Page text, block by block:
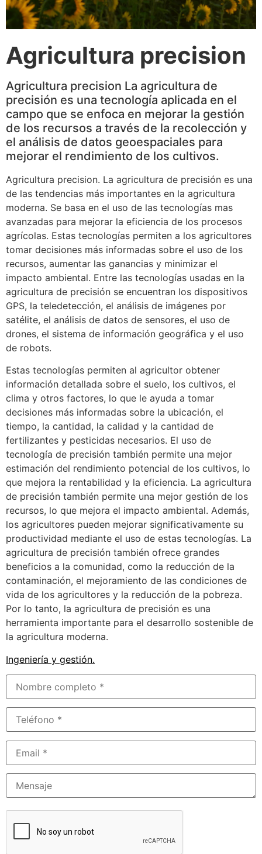
Agricultura precision
Agricultura precision La agricultura de
precisión es una tecnología aplicada en el
campo que se enfoca en mejorar la gestión
de los recursos a través de la recolección y
el análisis de datos geoespaciales para
mejorar el rendimiento de los cultivos.
Agricultura precision. La agricultura de precisión es una
de las tendencias más importantes en la agricultura
moderna. Se basa en el uso de las tecnologías mas
avanzadas para mejorar la eficiencia de los procesos
agrícolas. Estas tecnologías permiten a los agricultores
tomar decisiones más informadas sobre el uso de los
recursos, aumentar las ganancias y minimizar el
impacto ambiental. Entre las tecnologías usadas en la
agricultura de precisión se encuentran los dispositivos
GPS, la teledetección, el análisis de imágenes por
satélite, el análisis de datos de sensores, el uso de
drones, el sistema de información geográfica y el uso
de robots.
Estas tecnologías permiten al agricultor obtener
información detallada sobre el suelo, los cultivos, el
clima y otros factores, lo que le ayuda a tomar
decisiones más informadas sobre la ubicación, el
tiempo, la cantidad, la calidad y la cantidad de
fertilizantes y pesticidas necesarios. El uso de
tecnología de precisión también permite una mejor
estimación del rendimiento potencial de los cultivos, lo
que mejora la rentabilidad y la eficiencia. La agricultura
de precisión también permite una mejor gestión de los
recursos, lo que mejora el impacto ambiental. Además,
los agricultores pueden mejorar significativamente su
productividad mediante el uso de estas tecnologías. La
agricultura de precisión también ofrece grandes
beneficios a la comunidad, como la reducción de la
contaminación, el mejoramiento de las condiciones de
vida de los agricultores y la reducción de la pobreza.
Por lo tanto, la agricultura de precisión es una
herramienta importante para el desarrollo sostenible de
la agricultura moderna.
Ingeniería y gestión.